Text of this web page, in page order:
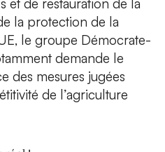
et de restauration de la
la protection de la
le groupe Démocrate-
demande le
des mesures jugées
de l’agriculture